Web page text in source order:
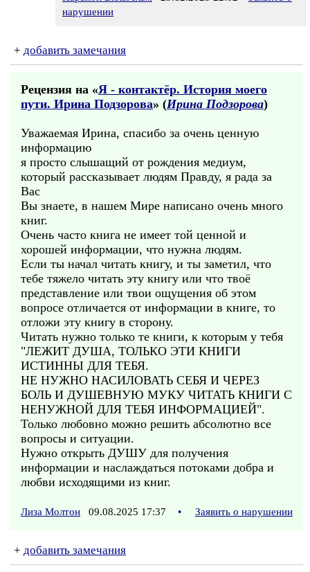
нарушении
+ добавить замечания
Рецензия на «Я - контактёр. История моего
пути. Ирина Подзорова» (Ирина Подзорова)
Уважаемая Ирина, спасибо за очень ценную
информацию
я просто слышащий от рождения медиум,
который рассказывает людям Правду, я рада за
Вас
Вы знаете, в нашем Мире написано очень много
книг.
Очень часто книга не имеет той ценной и
хорошей информации, что нужна людям.
Если ты начал читать книгу, и ты заметил, что
тебе тяжело читать эту книгу или что твоё
представление или твои ощущения об этом
вопросе отличается от информации в книге, то
отложи эту книгу в сторону.
Читать нужно только те книги, к которым у тебя
"ЛЕЖИТ ДУША, ТОЛЬКО ЭТИ КНИГИ
ИСТИННЫ ДЛЯ ТЕБЯ.
НЕ НУЖНО НАСИЛОВАТЬ СЕБЯ И ЧЕРЕЗ
БОЛЬ И ДУШЕВНУЮ МУКУ ЧИТАТЬ КНИГИ С
НЕНУЖНОЙ ДЛЯ ТЕБЯ ИНФОРМАЦИЕЙ".
Только любовно можно решить абсолютно все
вопросы и ситуации.
Нужно открыть ДУШУ для получения
информации и наслаждаться потоками добра и
любви исходящими из книг.
Лиза Молтон 09.08.2025 17:37 • Заявить о нарушении
+ добавить замечания